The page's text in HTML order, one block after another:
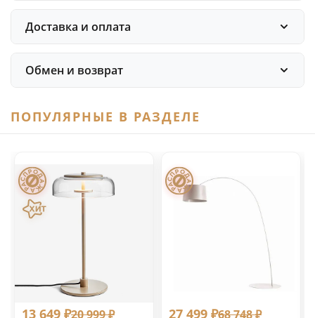
Доставка и оплата
Обмен и возврат
ПОПУЛЯРНЫЕ В РАЗДЕЛЕ
13 649 ₽20 999 ₽ 27 499 ₽68 748 ₽